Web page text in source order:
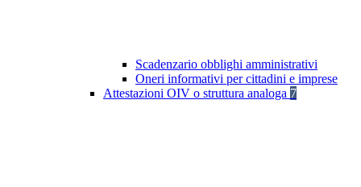
Scadenzario obblighi amministrativi
Oneri informativi per cittadini e imprese
Attestazioni OIV o struttura analoga 7